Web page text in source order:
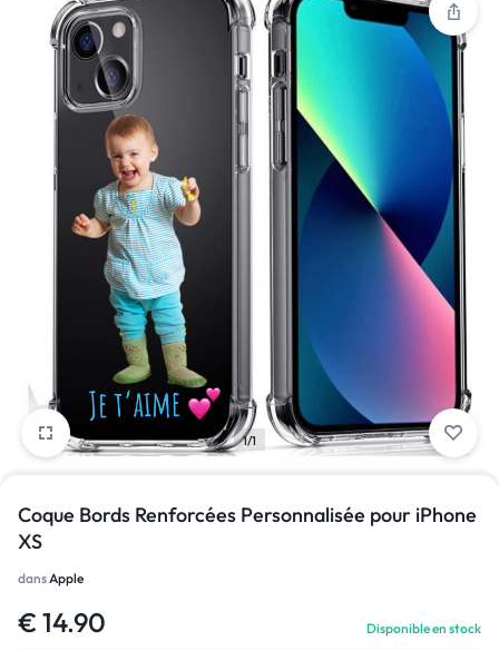
1/1
Coque Bords Renforcées Personnalisée pour iPhone
XS
dansApple
€ 14.90 Disponible en stock